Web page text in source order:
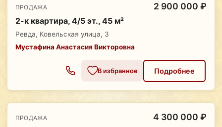
ПРОДАЖА 2 900 000 ₽
2-к квартира, 4/5 эт., 45 м²
Ревда, Ковельская улица, 3
Мустафина Анастасия Викторовна
В избранное Подробнее
ПРОДАЖА 4 300 000 ₽